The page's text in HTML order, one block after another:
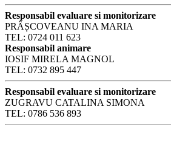
Responsabil evaluare si monitorizare
PRÂȘCOVEANU INA MARIA
TEL: 0724 011 623
Responsabil animare
IOSIF MIRELA MAGNOL
TEL: 0732 895 447
Responsabil evaluare si monitorizare
ZUGRAVU CATALINA SIMONA
TEL: 0786 536 893